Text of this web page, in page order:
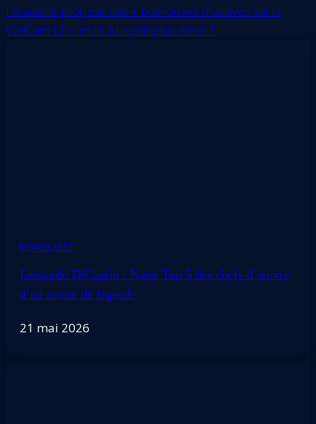
Panasonic propose des « économies massives sur la
VariCam LT », mais à un prix plus élevé ?
NON CLASSÉ
Leonardo DiCaprio : Notre Top 5 des chefs-d’œuvre
d’un acteur de légende
21 mai 2026